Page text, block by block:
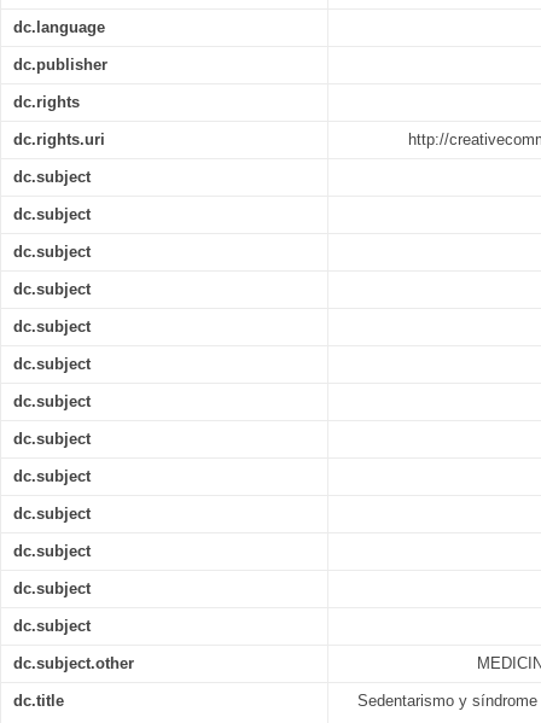
dc.language
dc.publisher
dc.rights
dc.rights.uri http://
dc.subject
dc.subject
dc.subject
dc.subject
dc.subject
dc.subject
dc.subject
dc.subject
dc.subject
dc.subject
dc.subject
dc.subject
dc.subject
dc.subject.other
dc.title Sedentarismo y